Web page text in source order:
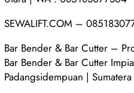
SEWALIFT.COM –
Bar Bender & Bar Cutter –
Bar Bender & Bar Cutter
Padangsidempuan |